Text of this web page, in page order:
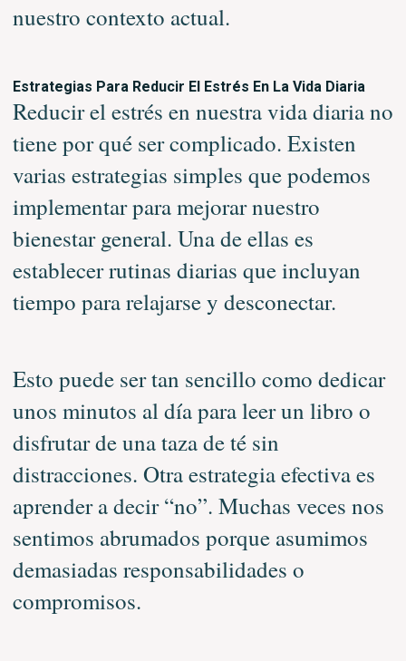
nuestro contexto actual.
Estrategias Para Reducir El Estrés En La Vida Diaria
Reducir el estrés en nuestra vida diaria no
tiene por qué ser complicado. Existen
varias estrategias simples que podemos
implementar para mejorar nuestro
bienestar general. Una de ellas es
establecer rutinas diarias que incluyan
tiempo para relajarse y desconectar.
Esto puede ser tan sencillo como dedicar
unos minutos al día para leer un libro o
disfrutar de una taza de té sin
distracciones. Otra estrategia efectiva es
aprender a decir “no”. Muchas veces nos
sentimos abrumados porque asumimos
demasiadas responsabilidades o
compromisos.